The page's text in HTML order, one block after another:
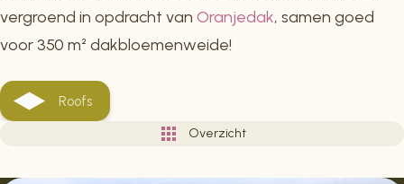
vergroend in opdracht van Oranjedak, samen goed
voor 350 m² dakbloemenweide!
Roofs
Overzicht